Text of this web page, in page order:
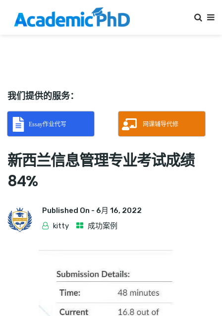
我们提供的服务：
Essay作业代写 网课辅导代修
新西兰信息管理专业考试成绩
84%
Published On - 6月 16, 2022
kitty
成功案例